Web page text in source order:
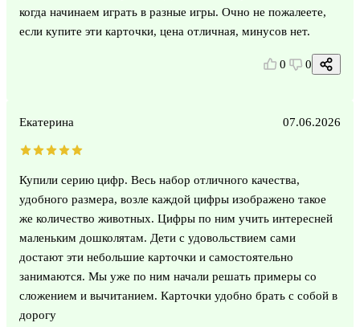
когда начинаем играть в разные игры. Очно не пожалеете,
если купите эти карточки, цена отличная, минусов нет.
0 0
Екатерина 07.06.2026
Купили серию цифр. Весь набор отличного качества,
удобного размера, возле каждой цифры изображено такое
же количество животных. Цифры по ним учить интересней
маленьким дошколятам. Дети с удовольствием сами
достают эти небольшие карточки и самостоятельно
занимаются. Мы уже по ним начали решать примеры со
сложением и вычитанием. Карточки удобно брать с собой в
дорогу